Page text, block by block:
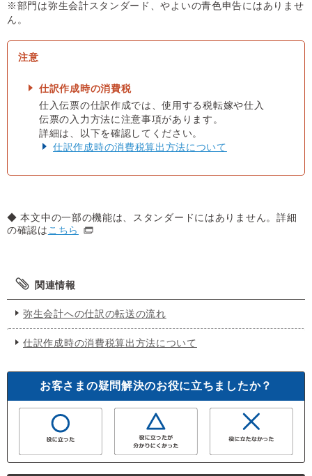
※部門は弥生会計スタンダード、やよいの青色申告にはありませ
ん。
仕訳作成時の消費税
仕入伝票の仕訳作成では、使用する税転嫁や仕入
伝票の入力方法に注意事項があります。
詳細は、以下を確認してください。
仕訳作成時の消費税算出方法について
◆ 本文中の一部の機能は、スタンダードにはありません。詳細
の確認は こちら
関連情報
弥生会計への仕訳の転送の流れ
仕訳作成時の消費税算出方法について
お客さまの疑問解決のお役に立ちましたか？